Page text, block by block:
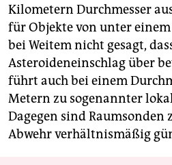
Kilometern Durchmesser
für Objekte von unter
bei Weitem nicht gesagt,
Asteroideneinschlag über
führt auch bei einem
Metern zu sogenannter
Dagegen sind
Abwehr verhältnismäßig